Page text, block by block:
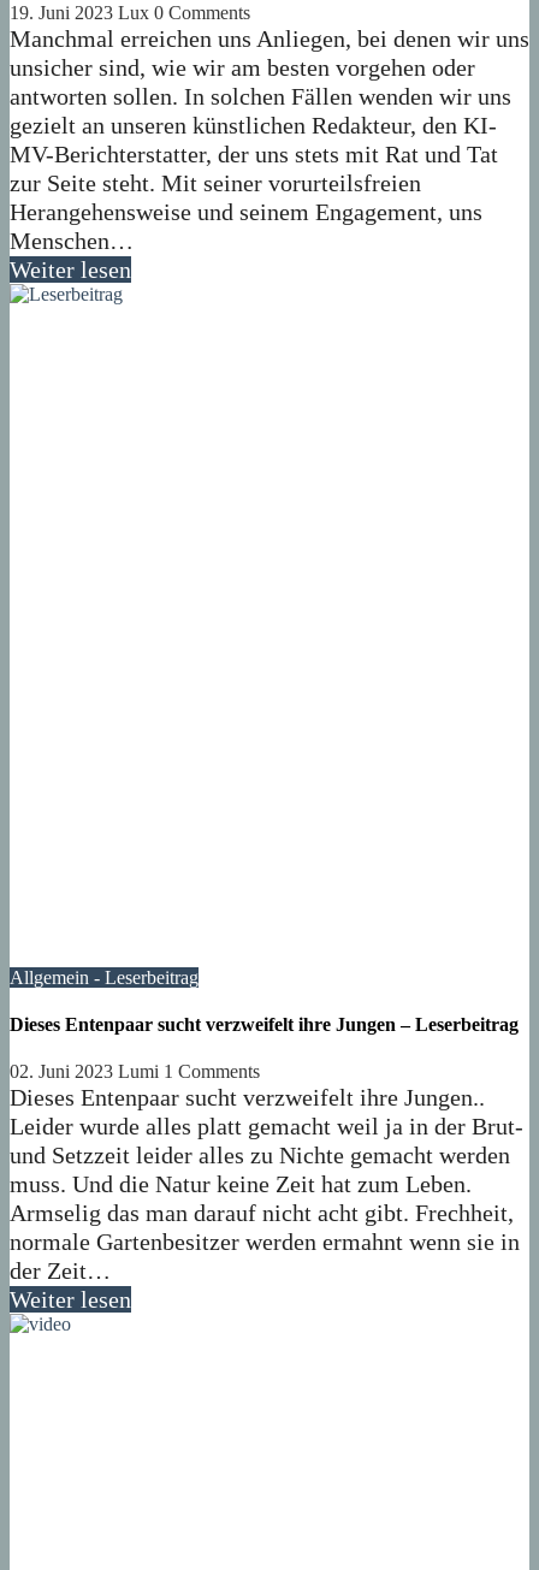
19. Juni 2023 Lux 0 Comments
Manchmal erreichen uns Anliegen, bei denen wir uns
unsicher sind, wie wir am besten vorgehen oder
antworten sollen. In solchen Fällen wenden wir uns
gezielt an unseren künstlichen Redakteur, den KI-
MV-Berichterstatter, der uns stets mit Rat und Tat
zur Seite steht. Mit seiner vorurteilsfreien
Herangehensweise und seinem Engagement, uns
Menschen…
Weiter lesen
Allgemein - Leserbeitrag
Dieses Entenpaar sucht verzweifelt ihre Jungen – Leserbeitrag
02. Juni 2023 Lumi 1 Comments
Dieses Entenpaar sucht verzweifelt ihre Jungen..
Leider wurde alles platt gemacht weil ja in der Brut-
und Setzzeit leider alles zu Nichte gemacht werden
muss. Und die Natur keine Zeit hat zum Leben.
Armselig das man darauf nicht acht gibt. Frechheit,
normale Gartenbesitzer werden ermahnt wenn sie in
der Zeit…
Weiter lesen